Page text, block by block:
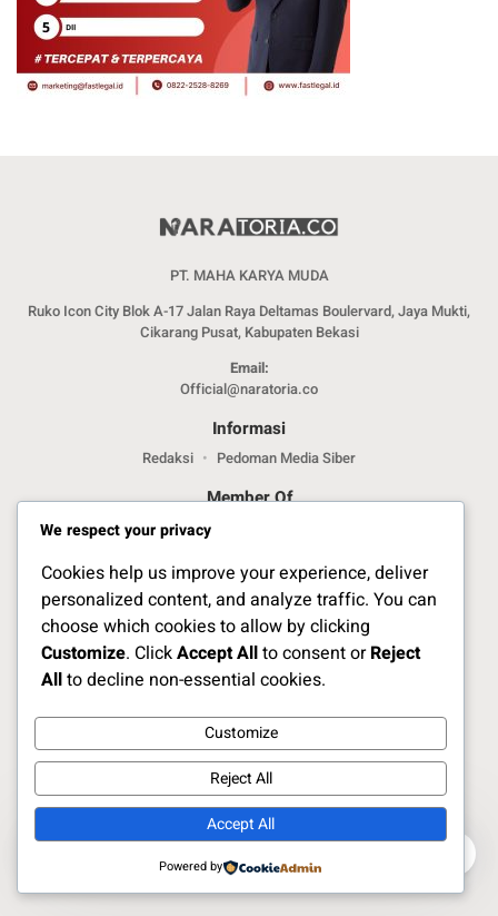
PT. MAHA KARYA MUDA
Ruko Icon City Blok A-17 Jalan Raya Deltamas Boulervard, Jaya Mukti,
Cikarang Pusat, Kabupaten Bekasi
Email:
Official@naratoria.co
Informasi
Redaksi Pedoman Media Siber
Member Of
Jelajahi Berita di Apps Kami
Ikuti Kami
Copyright Naratoria.co © 2025
We respect your privacy
Cookies help us improve your experience, deliver
personalized content, and analyze traffic. You can
choose which cookies to allow by clicking
Customize. ClickAccept Allto consent orReject
Allto decline non-essential cookies.
Customize
Reject All
Accept All
Powered by